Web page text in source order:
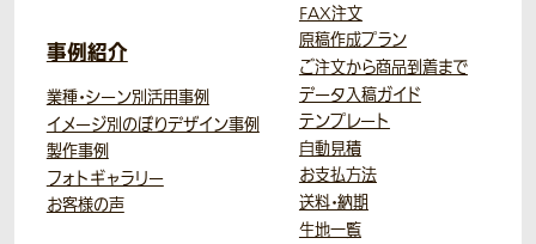
事例紹介
業種・シーン別活用事例
イメージ別のぼりデザイン事例
製作事例
フォトギャラリー
お客様の声
FAX注文
原稿作成プラン
ご注文から商品到着まで
データ入稿ガイド
テンプレート
自動見積
お支払方法
送料・納期
生地一覧